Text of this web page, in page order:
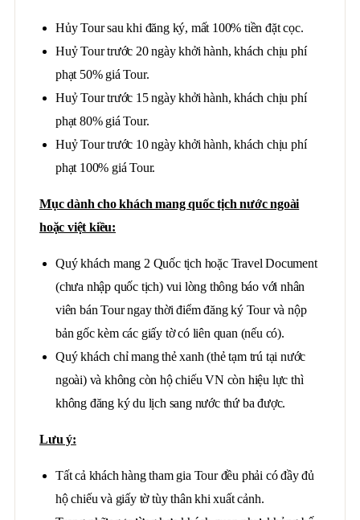
Hủy Tour sau khi đăng ký, mất 100% tiền đặt cọc.
Huỷ Tour trước 20 ngày khởi hành, khách chịu phí
phạt 50% giá Tour.
Huỷ Tour trước 15 ngày khởi hành, khách chịu phí
phạt 80% giá Tour.
Huỷ Tour trước 10 ngày khởi hành, khách chịu phí
phạt 100% giá Tour.
Mục dành cho khách mang quốc tịch nước ngoài
hoặc việt kiều:
Quý khách mang 2 Quốc tịch hoặc Travel Document
(chưa nhập quốc tịch) vui lòng thông báo với nhân
viên bán Tour ngay thời điểm đăng ký Tour và nộp
bản gốc kèm các giấy tờ có liên quan (nếu có).
Quý khách chỉ mang thẻ xanh (thẻ tạm trú tại nước
ngoài) và không còn hộ chiếu VN còn hiệu lực thì
không đăng ký du lịch sang nước thứ ba được.
Lưu ý:
Tất cả khách hàng tham gia Tour đều phải có đầy đủ
hộ chiếu và giấy tờ tùy thân khi xuất cảnh.